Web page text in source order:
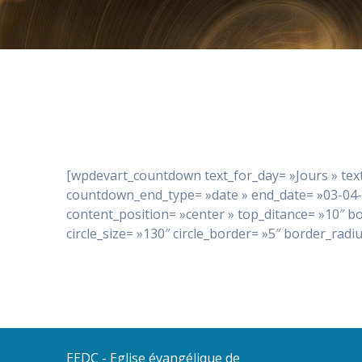
[wpdevart_countdown text_for_day= »Jours »
countdown_end_type= »date » end_date= »03-
content_position= »center » top_ditance= »10″
circle_size= »130″ circle_border= »5″
EEDC - Eglise évangélique de